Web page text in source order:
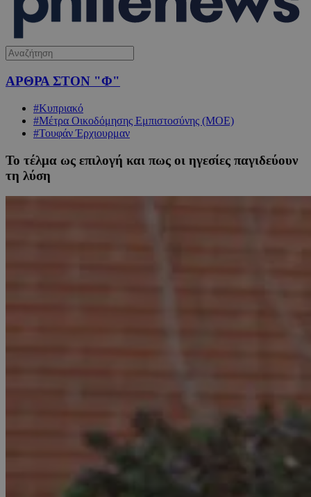
ΑΡΘΡΑ ΣΤΟΝ "Φ"
#Κυπριακό
#Μέτρα Οικοδόμησης Εμπιστοσύνης (ΜΟΕ)
#Τουφάν Έρχιουρμαν
Το τέλμα ως επιλογή και πως οι ηγεσίες παγιδεύουν
τη λύση